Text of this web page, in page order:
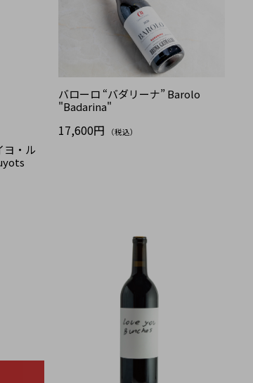
ヨ・ル
バローロ “バダリーナ” Barolo
"Badarina"
17,600円 （税込）